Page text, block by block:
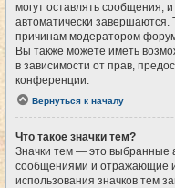
могут оставлять сообщения,
автоматически
причинам модератором
Вы также можете иметь
в зависимости от прав,
конференции.
Вернуться к началу
Что такое значки тем?
Значки тем — это выбранные
сообщениями и отражающие
использования значков тем